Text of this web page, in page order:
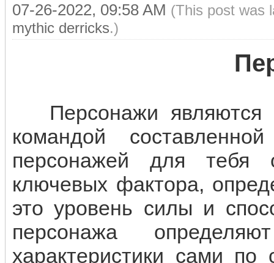
07-26-2022, 09:58 AM (This post was
mythic derricks.)
Персонажи являются
командой
персонажей для тебя
ключевых фактора,
это уровень силы и
персонажа
характеристики сами